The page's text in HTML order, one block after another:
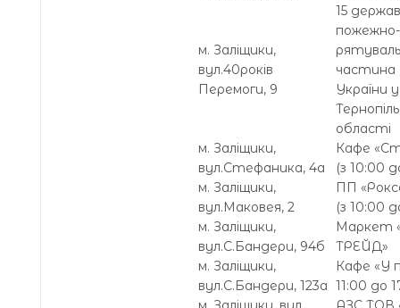
м. Заліщики,
вул.40років
Перемоги, 9
15
пожежно-
України у
області
м. Заліщики,
вул.Стефаника, 4а
Кафе
(з 10:00
м. Заліщики,
вул.Маковея, 2
ПП
(з 10:00
м. Заліщики,
вул.С.Бандери, 94б
Маркет
ТРЕЙД»
м. Заліщики,
вул.С.Бандери, 123а
Кафе «У
11:00 до